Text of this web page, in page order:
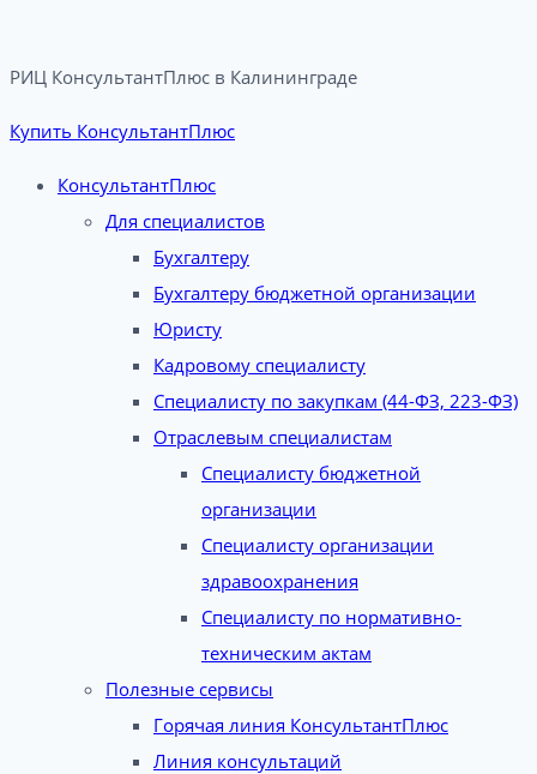
РИЦ КонсультантПлюс в Калининграде​
Купить КонсультантПлюс
КонсультантПлюс
Для специалистов
Бухгалтеру
Бухгалтеру бюджетной организации
Юристу
Кадровому специалисту
Специалисту по закупкам (44-ФЗ, 223-ФЗ)
Отраслевым специалистам
Специалисту бюджетной
организации
Специалисту организации
здравоохранения
Специалисту по нормативно-
техническим актам
Полезные сервисы
Горячая линия КонсультантПлюс
Линия консультаций